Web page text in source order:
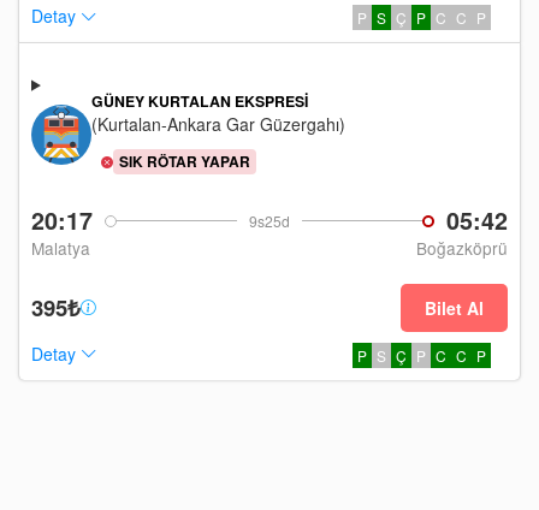
Detay
P S Ç P C C P
20:17 9s25d 05:42
Malatya Boğazköprü
GÜNEY KURTALAN EKSPRESI
(Kurtalan-Ankara Gar Güzergahı)
SIK RÖTAR YAPAR
395₺
Bilet Al
Detay
P S Ç P C C P